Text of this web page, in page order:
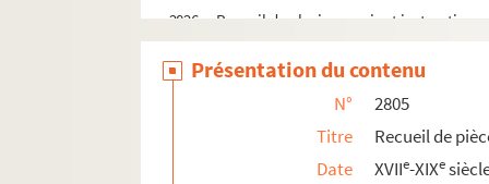
2826. « Recueil de plusieurs avis et instructions
2828. Traité du jeu d'échecs
Présentation du contenu
N°
2805
Titre
Recueil de
Date
XVIIe-XIXe